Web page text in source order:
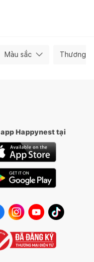
Màu sắc Thương
app Happynest tại